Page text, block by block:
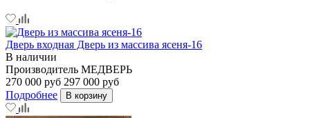
Дверь входная Дверь из массива ясеня-16
В наличии
Производитель МЕДВЕРЬ
270 000 руб 297 000 руб
Подробнее
В корзину